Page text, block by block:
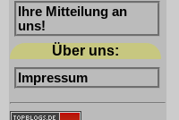
Ihre Mitteilung an
uns!
Über uns:
Impressum